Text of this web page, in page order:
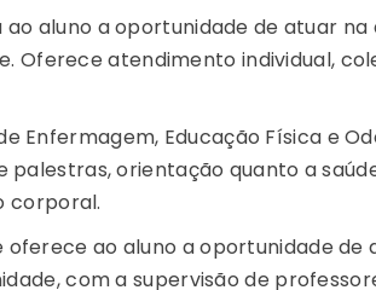
aluno a oportunidade de atuar
Oferece atendimento individual,
Enfermagem, Educação Física e
orientação quanto a
corporal.
oferece ao aluno a oportunidade de
com a supervisão de